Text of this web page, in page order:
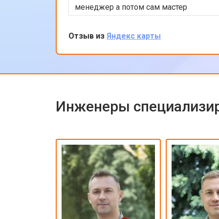
менеджер а потом сам мастер
подробно объяснили процесс
ремонта. Утром оставил заявку, в
обед курьер приехал и к вечеру
ноутбук был готов-очень быстро.
качеством ремонта.
Отзыв из Яндекс карты
Инженеры